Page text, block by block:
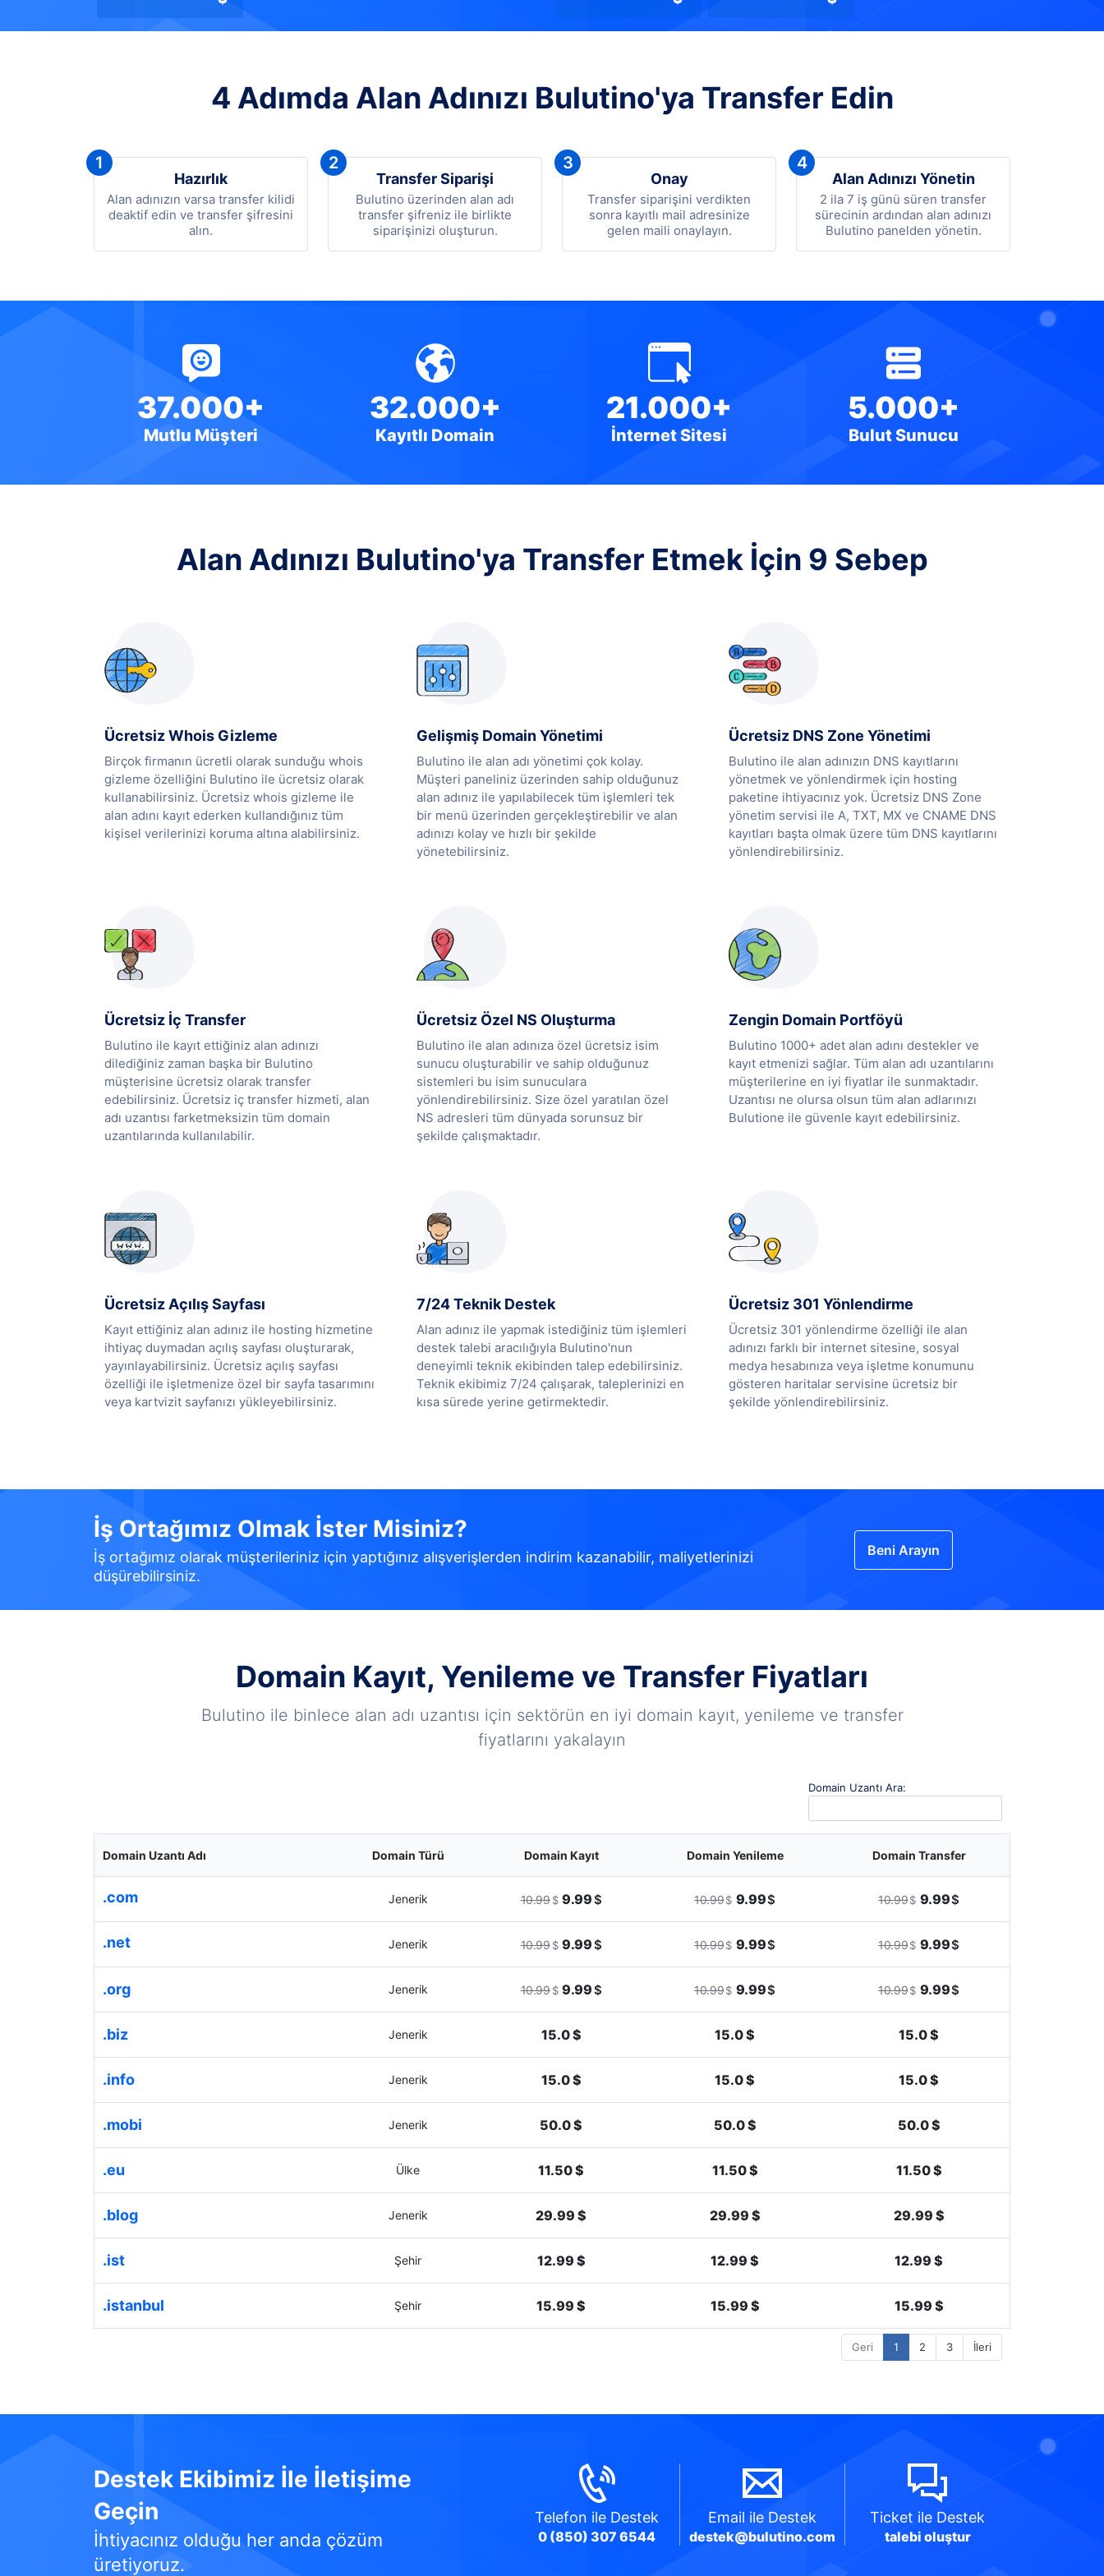
4 Adımda Alan Adınızı Bulutino'ya Transfer Edin
1
Hazırlık
Alan adınızın varsa transfer kilidi
deaktif edin ve transfer şifresini
alın.
2
Transfer Siparişi
Bulutino üzerinden alan adı
transfer şifreniz ile birlikte
siparişinizi oluşturun.
3
Onay
Transfer siparişini verdikten
sonra kayıtlı mail adresinize
gelen maili onaylayın.
4
Alan Adınızı Yönetin
2 ila 7 iş günü süren transfer
sürecinin ardından alan adınızı
Bulutino panelden yönetin.
37.000+
Mutlu Müşteri
32.000+
Kayıtlı Domain
21.000+
İnternet Sitesi
5.000+
Bulut Sunucu
Alan Adınızı Bulutino'ya Transfer Etmek İçin 9 Sebep
Ücretsiz Whois Gizleme
Birçok firmanın ücretli olarak sunduğu whois
gizleme özelliğini Bulutino ile ücretsiz olarak
kullanabilirsiniz. Ücretsiz whois gizleme ile
alan adını kayıt ederken kullandığınız tüm
kişisel verilerinizi koruma altına alabilirsiniz.
Gelişmiş Domain Yönetimi
Bulutino ile alan adı yönetimi çok kolay.
Müşteri paneliniz üzerinden sahip olduğunuz
alan adınız ile yapılabilecek tüm işlemleri tek
bir menü üzerinden gerçekleştirebilir ve alan
adınızı kolay ve hızlı bir şekilde
yönetebilirsiniz.
Ücretsiz DNS Zone Yönetimi
Bulutino ile alan adınızın DNS kayıtlarını
yönetmek ve yönlendirmek için hosting
paketine ihtiyacınız yok. Ücretsiz DNS Zone
yönetim servisi ile A, TXT, MX ve CNAME DNS
kayıtları başta olmak üzere tüm DNS kayıtlarını
yönlendirebilirsiniz.
Ücretsiz İç Transfer
Bulutino ile kayıt ettiğiniz alan adınızı
dilediğiniz zaman başka bir Bulutino
müşterisine ücretsiz olarak transfer
edebilirsiniz. Ücretsiz iç transfer hizmeti, alan
adı uzantısı farketmeksizin tüm domain
uzantılarında kullanılabilir.
Ücretsiz Özel NS Oluşturma
Bulutino ile alan adınıza özel ücretsiz isim
sunucu oluşturabilir ve sahip olduğunuz
sistemleri bu isim sunuculara
yönlendirebilirsiniz. Size özel yaratılan özel
NS adresleri tüm dünyada sorunsuz bir
şekilde çalışmaktadır.
Zengin Domain Portföyü
Bulutino 1000+ adet alan adını destekler ve
kayıt etmenizi sağlar. Tüm alan adı uzantılarını
müşterilerine en iyi fiyatlar ile sunmaktadır.
Uzantısı ne olursa olsun tüm alan adlarınızı
Bulutione ile güvenle kayıt edebilirsiniz.
Ücretsiz Açılış Sayfası
Kayıt ettiğiniz alan adınız ile hosting hizmetine
ihtiyaç duymadan açılış sayfası oluşturarak,
yayınlayabilirsiniz. Ücretsiz açılış sayfası
özelliği ile işletmenize özel bir sayfa tasarımını
veya kartvizit sayfanızı yükleyebilirsiniz.
7/24 Teknik Destek
Alan adınız ile yapmak istediğiniz tüm işlemleri
destek talebi aracılığıyla Bulutino'nun
deneyimli teknik ekibinden talep edebilirsiniz.
Teknik ekibimiz 7/24 çalışarak, taleplerinizi en
kısa sürede yerine getirmektedir.
Ücretsiz 301 Yönlendirme
Ücretsiz 301 yönlendirme özelliği ile alan
adınızı farklı bir internet sitesine, sosyal
medya hesabınıza veya işletme konumunu
gösteren haritalar servisine ücretsiz bir
şekilde yönlendirebilirsiniz.
İş Ortağımız Olmak İster Misiniz?
İş ortağımız olarak müşterileriniz için yaptığınız alışverişlerden indirim kazanabilir, maliyetlerinizi
düşürebilirsiniz.
Beni Arayın
Domain Kayıt, Yenileme ve Transfer Fiyatları
Bulutino ile binlece alan adı uzantısı için sektörün en iyi domain kayıt, yenileme ve transfer
fiyatlarını yakalayın
Domain Uzantı Ara:
Domain Uzantı Adı Domain Türü Domain Kayıt Domain Yenileme Domain Transfer
.com Jenerik 10.99 $ 9.99$ 10.99$ 9.99$ 10.99$ 9.99$
.net Jenerik 10.99 $ 9.99$ 10.99$ 9.99$ 10.99$ 9.99$
.org Jenerik 10.99 $ 9.99$ 10.99$ 9.99$ 10.99$ 9.99$
.biz Jenerik 15.0 $ 15.0 $ 15.0 $
.info Jenerik 15.0 $ 15.0 $ 15.0 $
.mobi Jenerik 50.0 $ 50.0 $ 50.0 $
.eu Ülke 11.50 $ 11.50 $ 11.50 $
.blog Jenerik 29.99 $ 29.99 $ 29.99 $
.ist Şehir 12.99 $ 12.99 $ 12.99 $
.istanbul Şehir 15.99 $ 15.99 $ 15.99 $
Geri 1 2 3 İleri
Destek Ekibimiz İle İletişime
Geçin
İhtiyacınız olduğu her anda çözüm
üretiyoruz.
Telefon ile Destek
0 (850) 307 6544
Email ile Destek
destek@bulutino.com
Ticket ile Destek
talebi oluştur